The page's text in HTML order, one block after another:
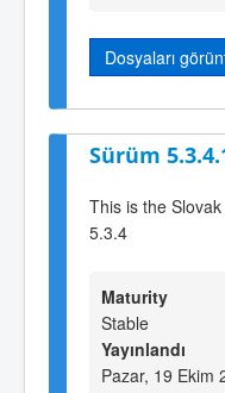
Dosyaları
Sürüm
This is the
5.3.4
Maturity
Stable
Yayınlandı
Pazar, 19 Ekim